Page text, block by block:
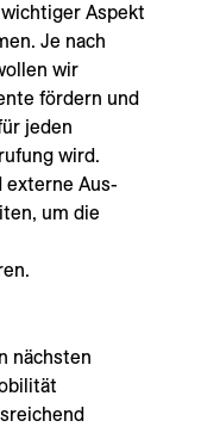
Aspekt
Je nach
wir
fördern und
jeden
wird.
externe Aus-
um die
nächsten